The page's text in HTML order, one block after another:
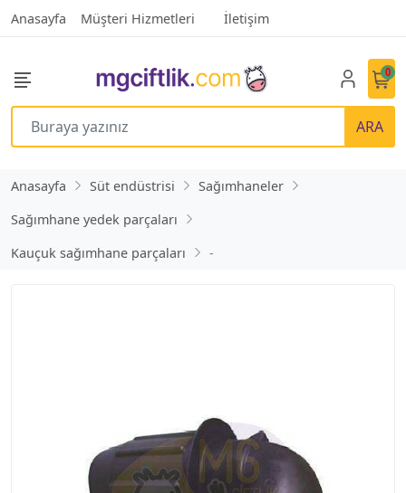
Anasayfa Müşteri Hizmetleri İletişim
ARA
0
Anasayfa Süt endüstrisi
Sağımhaneler
Sağımhane yedek parçaları
Kauçuk sağımhane parçaları
-